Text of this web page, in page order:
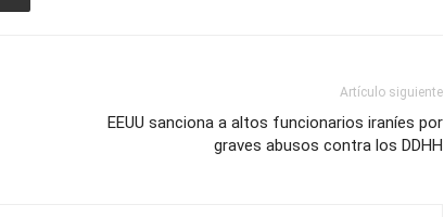
Artículo siguiente
EEUU sanciona a altos funcionarios iraníes por
graves abusos contra los DDHH